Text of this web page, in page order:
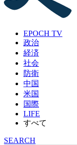
EPOCH TV
政治
経済
社会
防衛
中国
米国
国際
LIFE
すべて
SEARCH